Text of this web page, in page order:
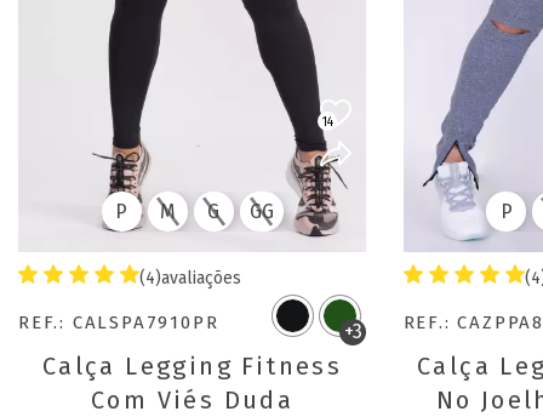
14
(4)avaliações
REF.: CALSPA7910PR +3
Calça Legging Fitness
Com Viés Duda
P M G GG
REF.:
Calça
No
P